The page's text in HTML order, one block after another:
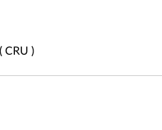
CRU )